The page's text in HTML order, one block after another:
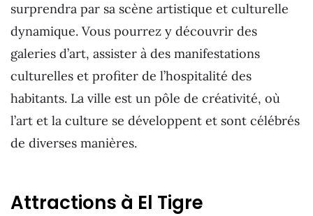
surprendra par sa scène artistique et culturelle
dynamique. Vous pourrez y découvrir des
galeries d’art, assister à des manifestations
culturelles et profiter de l’hospitalité des
habitants. La ville est un pôle de créativité, où
l’art et la culture se développent et sont célébrés
de diverses manières.
Attractions à El Tigre